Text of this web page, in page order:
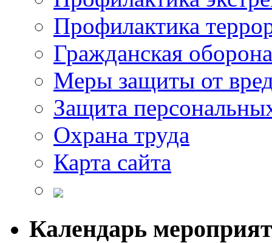
Профилактика
Гражданская оборона
Меры защиты от
Защита
Охрана труда
Карта сайта
Календарь